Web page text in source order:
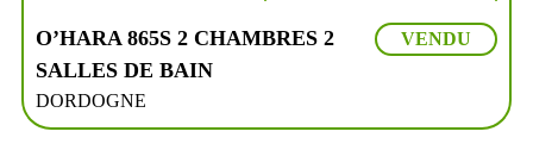
O’HARA 865S 2 CHAMBRES 2
SALLES DE BAIN
DORDOGNE
VENDU